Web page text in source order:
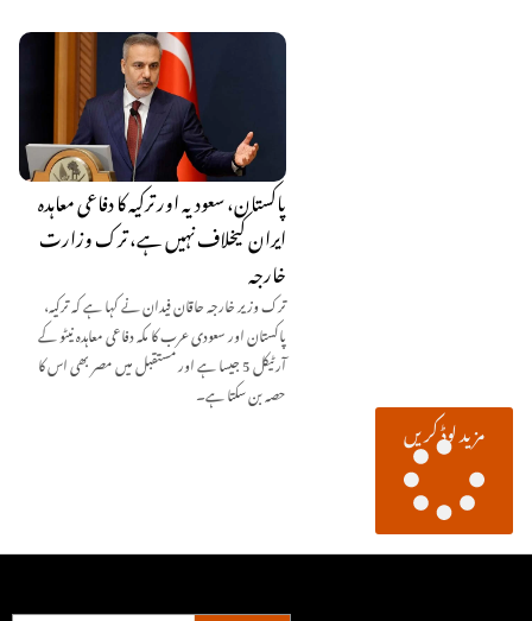
پاکستان، سعودیہ اور ترکیہ کا دفاعی معاہدہ
ایران کیخلاف نہیں ہے، ترک وزارت
خارجہ
ترک وزیر خارجہ حاقان فیدان نے کہا ہے کہ ترکیہ،
پاکستان اور سعودی عرب کا مکہ دفاعی معاہدہ نیٹو کے
آرٹیکل 5 جیسا ہے اور مستقبل میں مصر بھی اس کا
حصہ بن سکتا ہے۔
مزید لوڈ کریں